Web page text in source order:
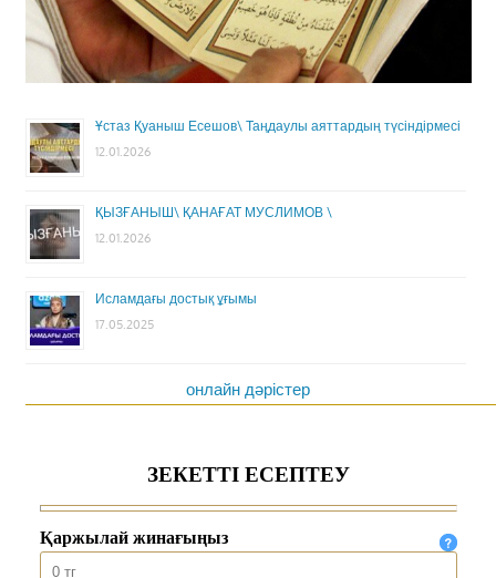
Ұстаз Қуаныш Есешов\ Таңдаулы аяттардың түсіндірмесі
12.01.2026
ҚЫЗҒАНЫШ\ ҚАНАҒАТ МУСЛИМОВ \
12.01.2026
Исламдағы достық ұғымы
17.05.2025
онлайн дәрістер